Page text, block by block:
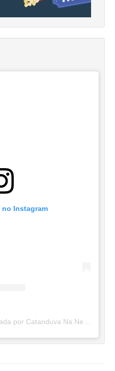
no Instagram
Uma publicação compartilhada por Catanduva Na Net (@catanduvananett)